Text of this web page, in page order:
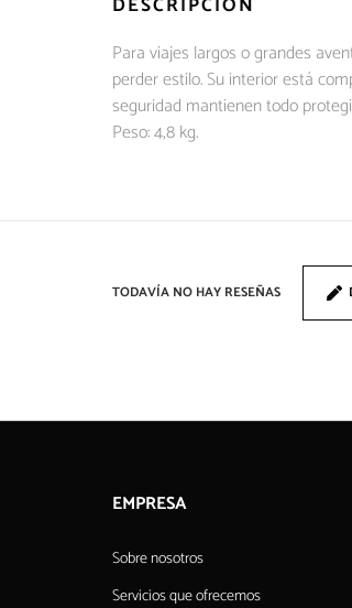
Para viajes largos o grandes
perder estilo. Su interior está
seguridad mantienen todo
Peso: 4,8 kg.
TODAVÍA NO HAY RESEÑAS
EMPRESA
Sobre nosotros
Servicios que ofrecemos